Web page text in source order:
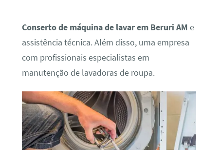
Conserto de máquina de lavar em Beruri AM e
assistência técnica. Além disso, uma empresa
com profissionais especialistas em
manutenção de lavadoras de roupa.